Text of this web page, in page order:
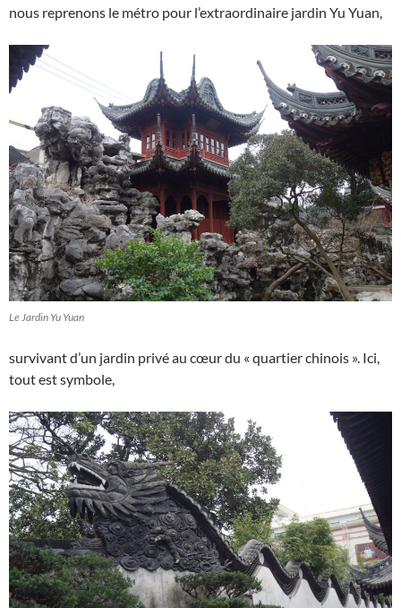
nous reprenons le métro pour l’extraordinaire jardin Yu Yuan,
Le Jardin Yu Yuan
survivant d’un jardin privé au cœur du « quartier chinois ». Ici,
tout est symbole,